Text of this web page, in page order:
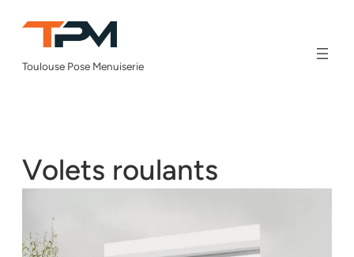
Toulouse Pose Menuiserie
Volets roulants